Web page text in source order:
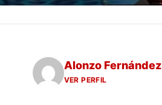
Alonzo Fernández
VER PERFIL